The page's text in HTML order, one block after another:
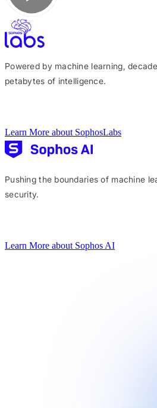
Powered by machine learning,
petabytes of intelligence.
Learn More about SophosLabs
Pushing the boundaries of machine
security.
Learn More about Sophos AI